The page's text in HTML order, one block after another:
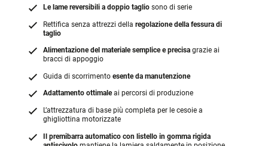
Le lame reversibili a doppio taglio sono di serie
Rettifica senza attrezzi della regolazione della fessura di
taglio
Alimentazione del materiale semplice e precisa grazie ai
bracci di appoggio
Guida di scorrimento esente da manutenzione
Adattamento ottimaleai percorsi di produzione
L’attrezzatura di base più completa per le cesoie a
ghigliottina motorizzate
Il premibarra automatico con listello in gomma rigida